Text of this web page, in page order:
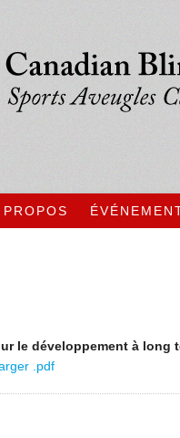
le développement à long
.pdf